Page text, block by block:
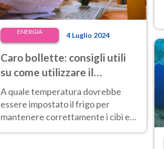
ENERGIA 4 Luglio 2024
Caro bollette: consigli utili
su come utilizzare il
frigorifero e la temperatura
da impostare
A quale temperatura dovrebbe
essere impostato il frigo per
mantenere correttamente i cibi e